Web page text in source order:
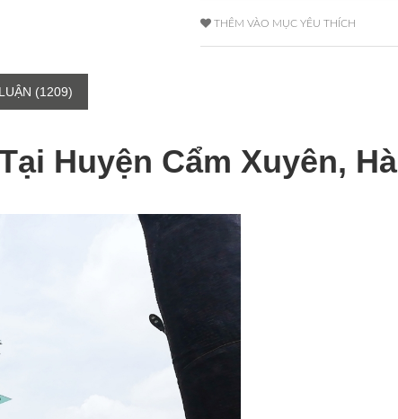
THÊM VÀO MỤC YÊU THÍCH
(1209)
Huyện Cẩm Xuyên, Hà